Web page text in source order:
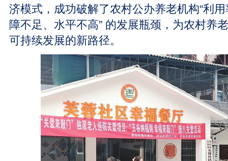
济模式，成功破解了农村公办养老机构“利
障不足、水平不高” 的发展瓶颈，为农村养
可持续发展的新路径。